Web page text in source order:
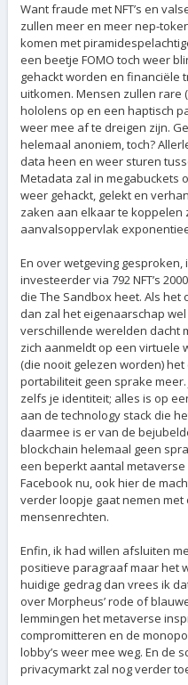
Want fraude met NFT’s en
zullen meer en meer nep-
komen met
een beetje FOMO toch weer
gehackt worden en financiële
uitkomen. Mensen zullen rare
hololens op en een haptisch
weer mee af te dreigen zijn.
helemaal anoniem, toch?
data heen en weer sturen
Metadata zal in megabuckets
weer gehackt, gelekt en
zaken aan elkaar te koppelen
aanvalsoppervlak
En over wetgeving gesproken,
investeerder via 792 NFT’s
die The Sandbox heet. Als
dan zal het eigenaarschap
verschillende werelden dacht
zich aanmeldt op een virtuele
(die nooit gelezen worden)
portabiliteit geen sprake
zelfs je identiteit; alles is op
aan de technology stack die
daarmee is er van de
blockchain helemaal geen
een beperkt aantal
Facebook nu, ook hier de
verder loopje gaat nemen
mensenrechten.
Enfin, ik had willen afsluiten
positieve paragraaf maar het
huidige gedrag dan vrees ik
over Morpheus’ rode of
lemmingen het metaverse
compromitteren en de
lobby’s weer mee weg. En de
privacymarkt zal nog verder